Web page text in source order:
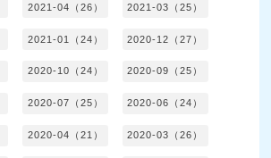
2021-04（26） 2021-03（25）
2021-01（24） 2020-12（27）
2020-10（24） 2020-09（25）
2020-07（25） 2020-06（24）
2020-04（21） 2020-03（26）